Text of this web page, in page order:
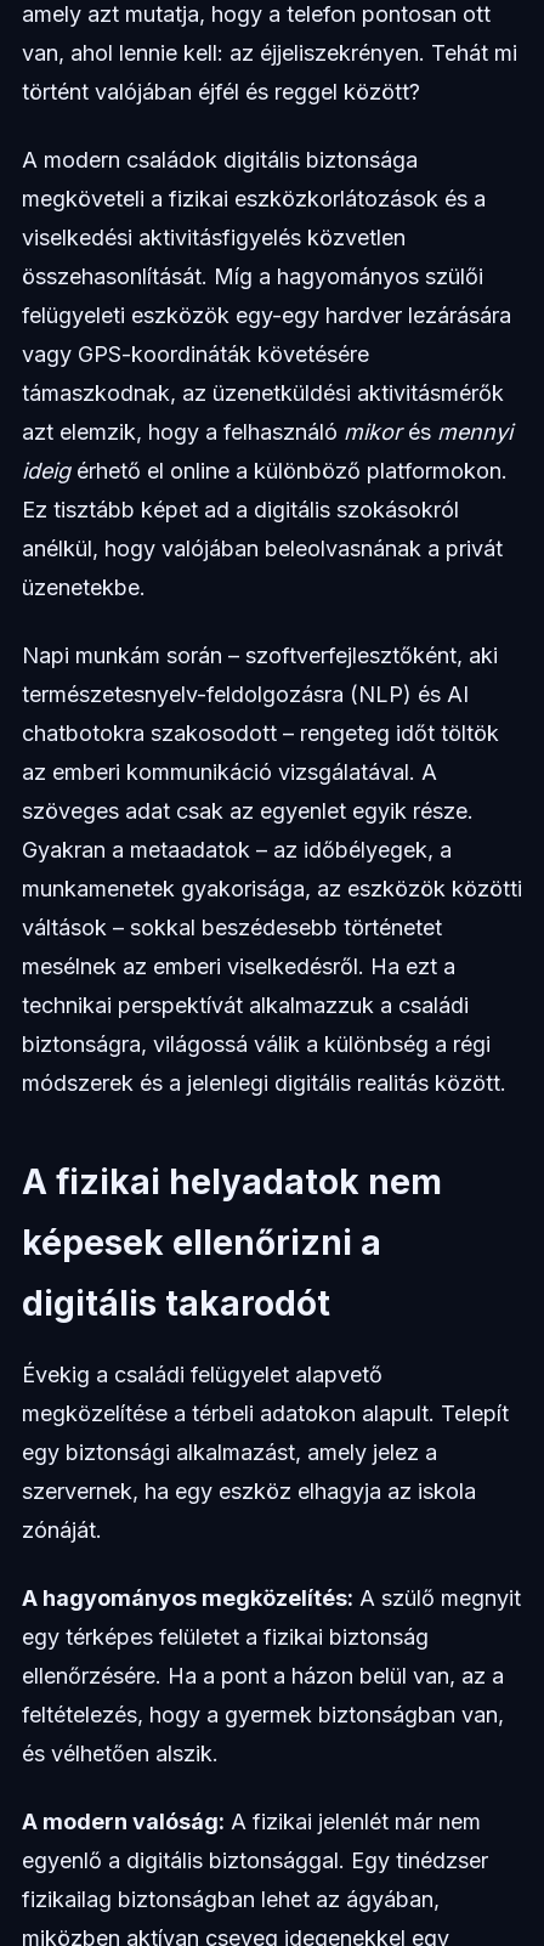
amely azt mutatja, hogy a telefon pontosan ott
van, ahol lennie kell: az éjjeliszekrényen. Tehát mi
történt valójában éjfél és reggel között?
A modern családok digitális biztonsága
megköveteli a fizikai eszközkorlátozások és a
viselkedési aktivitásfigyelés közvetlen
összehasonlítását. Míg a hagyományos szülői
felügyeleti eszközök egy-egy hardver lezárására
vagy GPS-koordináták követésére
támaszkodnak, az üzenetküldési aktivitásmérők
azt elemzik, hogy a felhasználó mikorés mennyi
ideigérhető el online a különböző platformokon.
Ez tisztább képet ad a digitális szokásokról
anélkül, hogy valójában beleolvasnának a privát
üzenetekbe.
Napi munkám során – szoftverfejlesztőként, aki
természetesnyelv-feldolgozásra (NLP) és AI
chatbotokra szakosodott – rengeteg időt töltök
az emberi kommunikáció vizsgálatával. A
szöveges adat csak az egyenlet egyik része.
Gyakran a metaadatok – az időbélyegek, a
munkamenetek gyakorisága, az eszközök közötti
váltások – sokkal beszédesebb történetet
mesélnek az emberi viselkedésről. Ha ezt a
technikai perspektívát alkalmazzuk a családi
biztonságra, világossá válik a különbség a régi
módszerek és a jelenlegi digitális realitás között.
A fizikai helyadatok nem
képesek ellenőrizni a
digitális takarodót
Évekig a családi felügyelet alapvető
megközelítése a térbeli adatokon alapult. Telepít
egy biztonsági alkalmazást, amely jelez a
szervernek, ha egy eszköz elhagyja az iskola
zónáját.
A hagyományos megközelítés: A szülő megnyit
egy térképes felületet a fizikai biztonság
ellenőrzésére. Ha a pont a házon belül van, az a
feltételezés, hogy a gyermek biztonságban van,
és vélhetően alszik.
A modern valóság: A fizikai jelenlét már nem
egyenlő a digitális biztonsággal. Egy tinédzser
fizikailag biztonságban lehet az ágyában,
miközben aktívan cseveg idegenekkel egy